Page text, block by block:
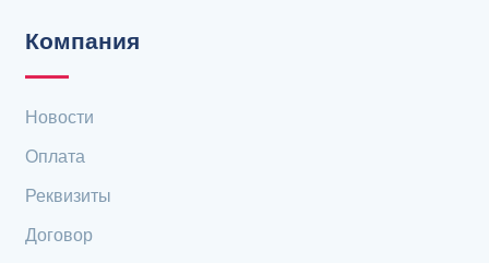
Компания
Новости
Оплата
Реквизиты
Договор